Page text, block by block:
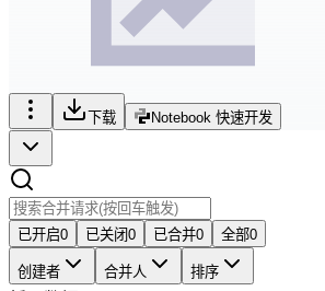
下载 Notebook 快速开发
已开启0 已关闭0 已合并0 全部0
创建者 合并人 排序